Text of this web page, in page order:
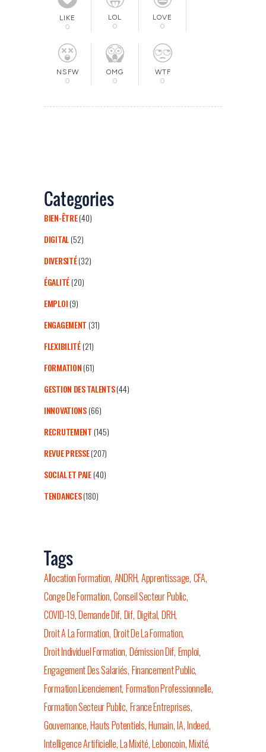
LIKE
0
LOL
0
LOVE
0
NSFW
0
OMG
0
WTF
0
Categories
BIEN-ÊTRE(40)
DIGITAL(52)
DIVERSITÉ(32)
ÉGALITÉ(20)
EMPLOI(9)
ENGAGEMENT(31)
FLEXIBILITÉ(21)
FORMATION(61)
GESTION DES TALENTS(44)
INNOVATIONS(66)
RECRUTEMENT(145)
REVUE PRESSE(207)
SOCIAL ET PAIE(40)
TENDANCES(180)
Tags
Allocation Formation ANDRH Apprentissage CFA
Conge De Formation Conseil Secteur Public
COVID-19 Demande Dif Dif Digital DRH
Droit A La Formation Droit De La Formation
Droit Individuel Formation Démission Dif Emploi
Engagement Des Salariés Financement Public
Formation Licenciement Formation Professionnelle
Formation Secteur Public France Entreprises
Gouvernance Hauts Potentiels Humain IA Indeed
Intelligence Artificielle La Mixité Leboncoin Mixité